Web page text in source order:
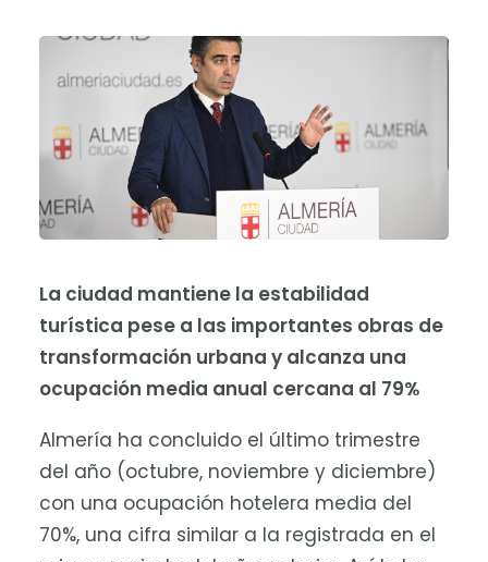
La ciudad mantiene la estabilidad
turística pese a las importantes obras de
transformación urbana y alcanza una
ocupación media anual cercana al 79%
Almería ha concluido el último trimestre
del año (octubre, noviembre y diciembre)
con una ocupación hotelera media del
70%, una cifra similar a la registrada en el